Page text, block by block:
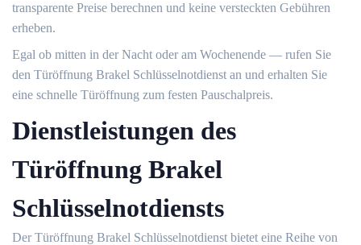
transparente Preise berechnen und keine versteckten Gebühren
erheben.​
Egal ob mitten in der Nacht oder am Wochenende ― rufen Sie
den Türöffnung Brakel Schlüsselnotdienst an und erhalten Sie
eine schnelle Türöffnung zum festen Pauschalpreis.
Dienstleistungen des
Türöffnung Brakel
Schlüsselnotdiensts
Der Türöffnung Brakel Schlüsselnotdienst bietet eine Reihe von